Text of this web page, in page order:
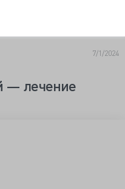
7/1/2024
— лечение